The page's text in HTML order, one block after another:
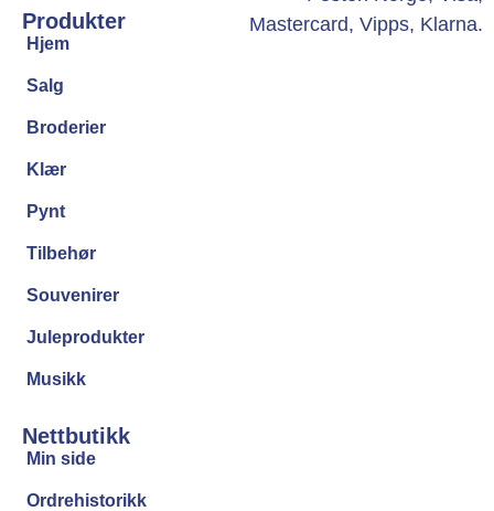
Produkter
Hjem
Salg
Broderier
Klær
Pynt
Tilbehør
Souvenirer
Juleprodukter
Musikk
Nettbutikk
Min side
Ordrehistorikk